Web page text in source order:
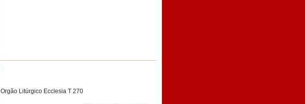
Orgão Litúrgico Ecclesia T 270